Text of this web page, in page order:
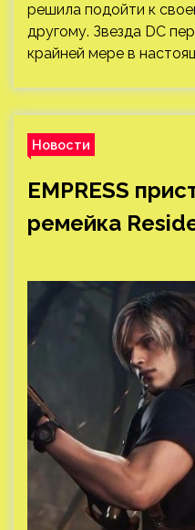
решила подойти к
другому. Звезда DC
крайней мере в
Новости
EMPRESS
ремейка